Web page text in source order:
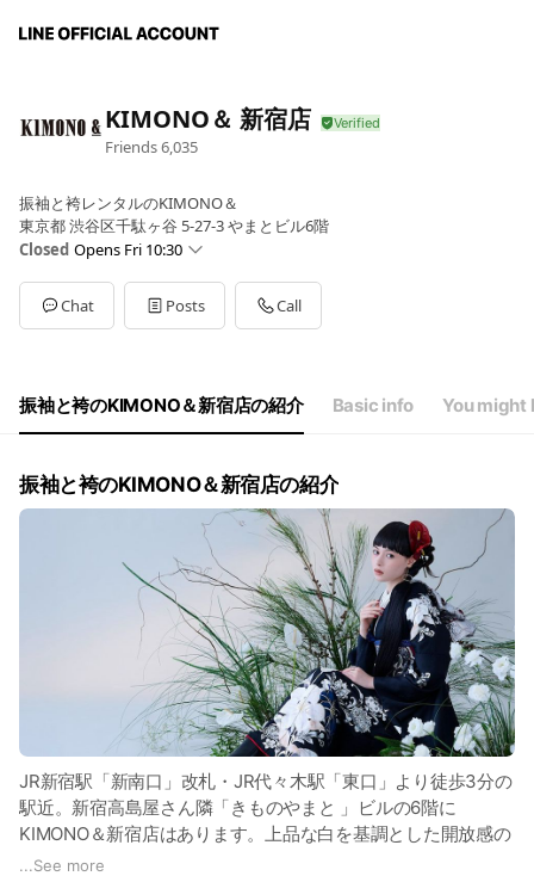
KIMONO＆ 新宿店
Friends6,035
振袖と袴レンタルのKIMONO＆
東京都 渋谷区千駄ヶ谷 5-27-3 やまとビル6階
Closed Opens Fri 10:30
Sun10:30 - 19:00
Mon10:30 - 19:00
Tue
10:30 - 19:00
Sat10:30 - 19:00
水曜定休
Chat Posts Call
振袖と袴のKIMONO＆新宿店の紹介 Basic info You might
振袖と袴のKIMONO＆新宿店の紹介
JR新宿駅「新南口」改札・JR代々木駅「東口」より徒歩3分の
駅近。新宿高島屋さん隣「きものやまと 」ビルの6階に
KIMONO＆新宿店はあります。上品な白を基調とした開放感の
ある明るい店内では常時300枚以上の振袖や袴をご用意。新宿
...See more